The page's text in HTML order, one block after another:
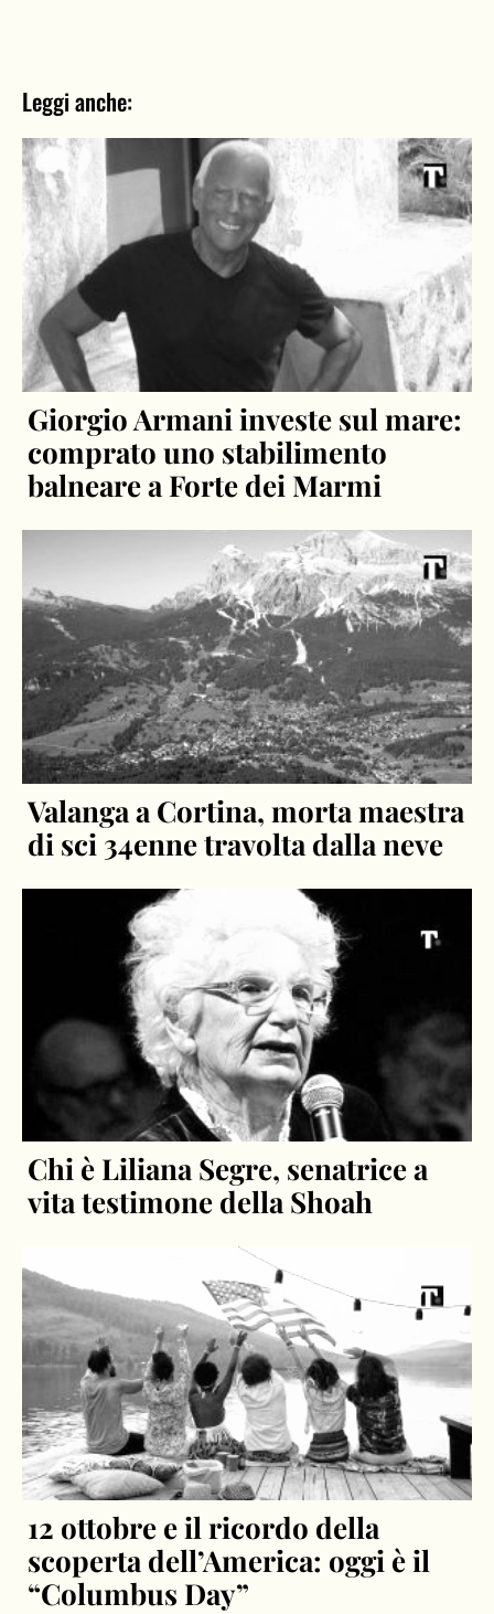
Leggi anche:
Giorgio Armani investe sul mare:
comprato uno stabilimento
balneare a Forte dei Marmi
Valanga a Cortina, morta maestra
di sci 34enne travolta dalla neve
Chi è Liliana Segre, senatrice a
vita testimone della Shoah
12 ottobre e il ricordo della
scoperta dell’America: oggi è il
“Columbus Day”